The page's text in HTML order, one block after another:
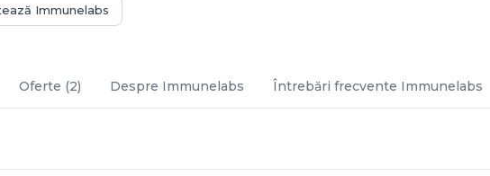
Immunelabs
Oferte (2) Despre Immunelabs Întrebări frecvente Immunelabs